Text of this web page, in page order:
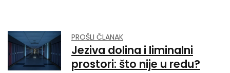
PROŠLI ČLANAK
Jeziva dolina i liminalni
prostori: što nije u redu?